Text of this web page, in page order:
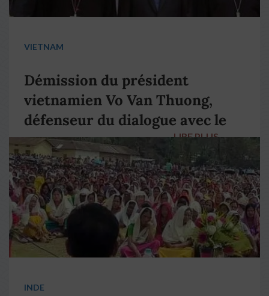
VIETNAM
Démission du président
vietnamien Vo Van Thuong,
défenseur du dialogue avec le
pape François
LIRE PLUS →
INDE